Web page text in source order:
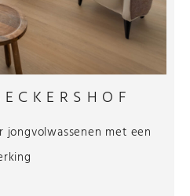
jongvolwassenen met een